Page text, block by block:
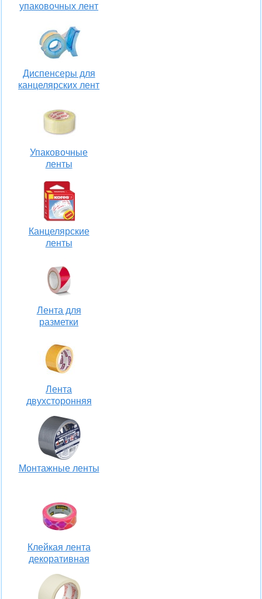
упаковочных лент
Диспенсеры для
канцелярских лент
Упаковочные
ленты
Канцелярские
ленты
Лента для
разметки
Лента
двухсторонняя
Монтажные ленты
Клейкая лента
декоративная